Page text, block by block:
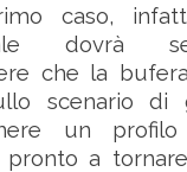
caso,
dovrà
che la
scenario di
un
pronto a